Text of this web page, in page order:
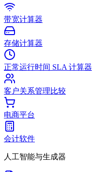
带宽计算器
存储计算器
正常运行时间 SLA 计算器
客户关系管理比较
电商平台
会计软件
人工智能与生成器